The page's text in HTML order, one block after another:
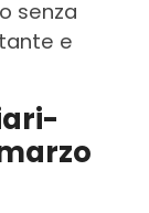
senza
e